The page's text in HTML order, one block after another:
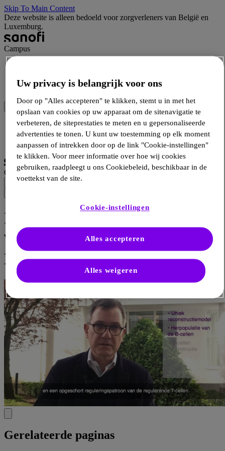
Skip To Main Content
Deze website is alleen bedoeld voor zorgverleners van België en
Luxemburg.
Campus
Producten
Inloggen
Inschrijven
Selecteer taal
Campus
Interview Pr. Giovannoni - Het
werkingsmechanisme van
Lemtrada®
Gerelateerde paginas
Uw privacy is belangrijk voor ons
Door op "Alles accepteren" te klikken, stemt u in met het
opslaan van cookies op uw apparaat om de sitenavigatie te
verbeteren, de siteprestaties te meten en u gepersonaliseerde
advertenties te tonen. U kunt uw toestemming op elk moment
aanpassen of intrekken door op de link "Cookie-instellingen"
te klikken. Voor meer informatie over hoe wij cookies
gebruiken, raadpleegt u ons Cookiebeleid, beschikbaar in de
voettekst van de site.
Cookie-instellingen
Alles weigeren
Alles accepteren